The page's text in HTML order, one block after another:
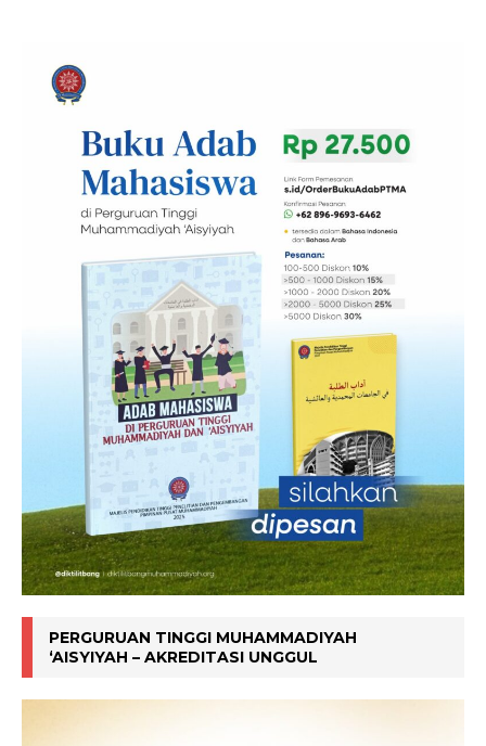
PERGURUAN TINGGI MUHAMMADIYAH
‘AISYIYAH – AKREDITASI UNGGUL